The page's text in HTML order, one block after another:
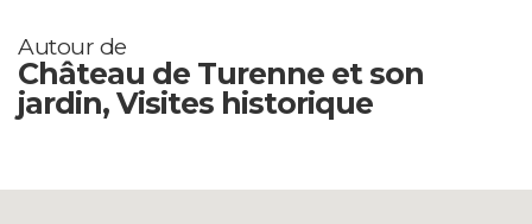
Autour de
Château de Turenne et son
jardin, Visites historique